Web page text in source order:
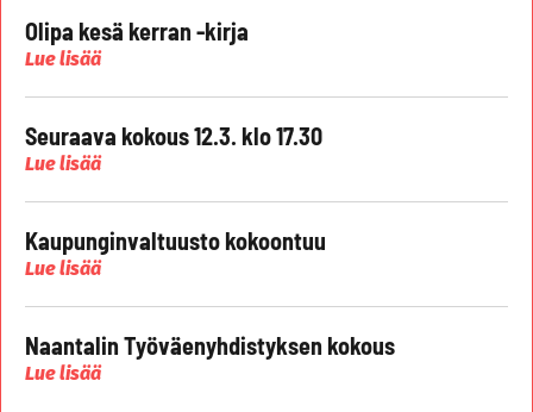
Olipa kesä kerran -kirja
Lue lisää
Seuraava kokous 12.3. klo 17.30
Lue lisää
Kaupunginvaltuusto kokoontuu
Lue lisää
Naantalin Työväenyhdistyksen kokous
Lue lisää